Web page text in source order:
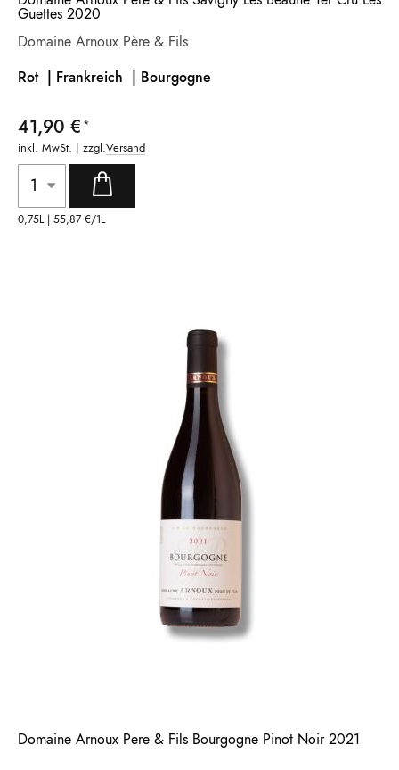
Guettes 2020
Domaine Arnoux Père & Fils
Rot | Frankreich | Bourgogne
41,90 €
inkl. MwSt. | zzgl.Versand
0,75L | 55,87 €/1L
Domaine Arnoux Pere & Fils Bourgogne Pinot Noir 2021